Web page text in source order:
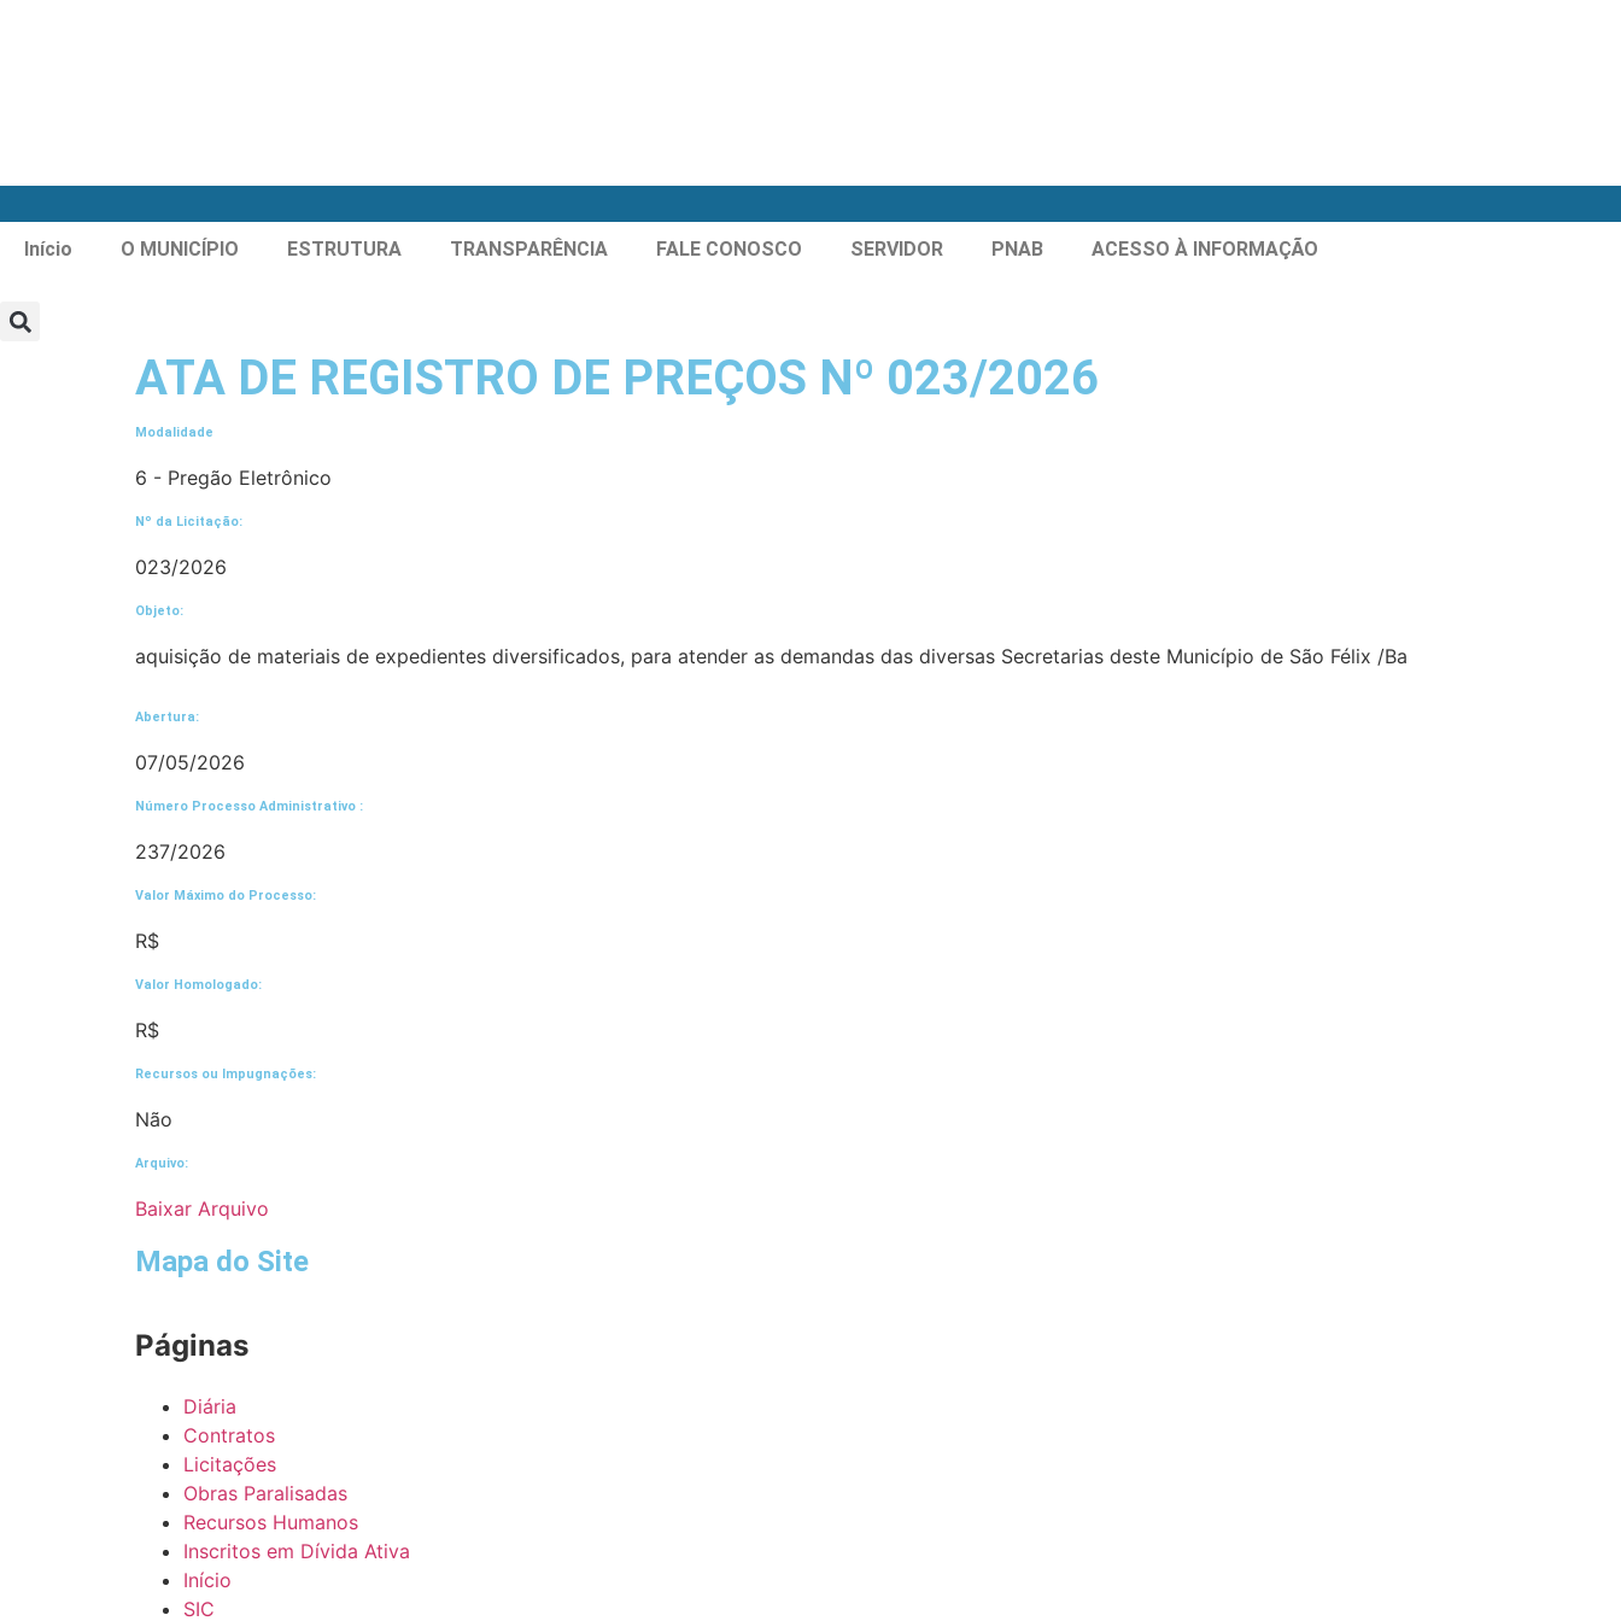
Início O MUNICÍPIO ESTRUTURA TRANSPARÊNCIA FALE CONOSCO SERVIDOR PNAB ACESSO À INFORMAÇÃO
ATA DE REGISTRO DE PREÇOS Nº 023/2026
Modalidade
6 - Pregão Eletrônico
Nº da Licitação: ​​
023/2026
Objeto:
aquisição de materiais de expedientes diversificados, para atender as demandas das diversas Secretarias deste Município de São Félix /Ba
Abertura:
07/05/2026
Número Processo Administrativo :
237/2026
Valor Máximo do Processo: ​
R$
Valor Homologado: ​
R$
Recursos ou Impugnações: ​
Não
Arquivo:
Baixar Arquivo
Mapa do Site
Páginas
Diária
Contratos
Licitações
Obras Paralisadas
Recursos Humanos
Inscritos em Dívida Ativa
Início
SIC